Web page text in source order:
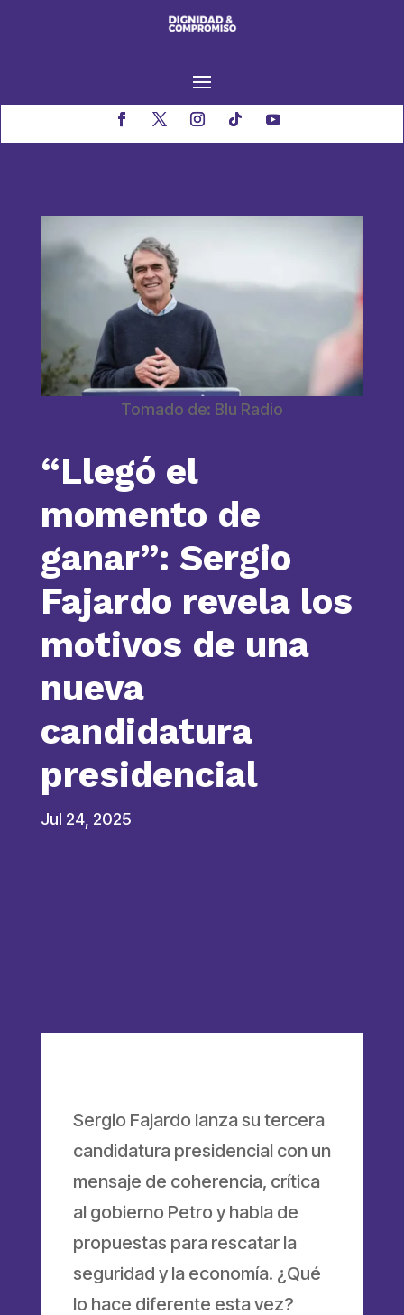
Tomado de: Blu Radio
“Llegó el
momento de
ganar”: Sergio
Fajardo revela los
motivos de una
nueva
candidatura
presidencial
Jul 24, 2025
Sergio Fajardo lanza su tercera
candidatura presidencial con un
mensaje de coherencia, crítica
al gobierno Petro y habla de
propuestas para rescatar la
seguridad y la economía. ¿Qué
lo hace diferente esta vez?